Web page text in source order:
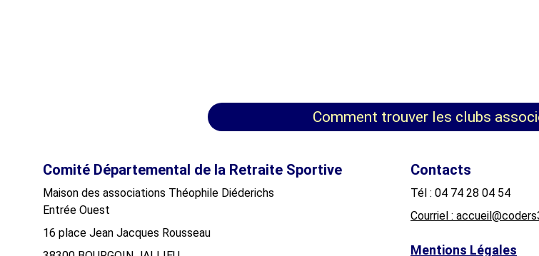
Comment trouver les clubs
Comité Départemental de la Retraite Sportive
Maison des associations Théophile Diéderichs
Entrée Ouest
16 place Jean Jacques Rousseau
Contacts
Tél : 04 74 28 04 54
Courriel :
Mentions Légales